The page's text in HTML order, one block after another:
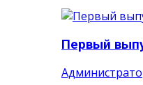
Первый